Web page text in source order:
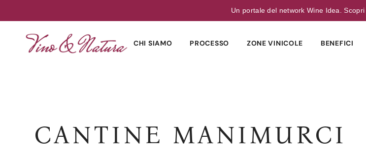
Un portale del network Wine Idea.
CHI SIAMO PROCESSO ZONE VINICOLE BENEFICI
CANTINE MANIMURCI